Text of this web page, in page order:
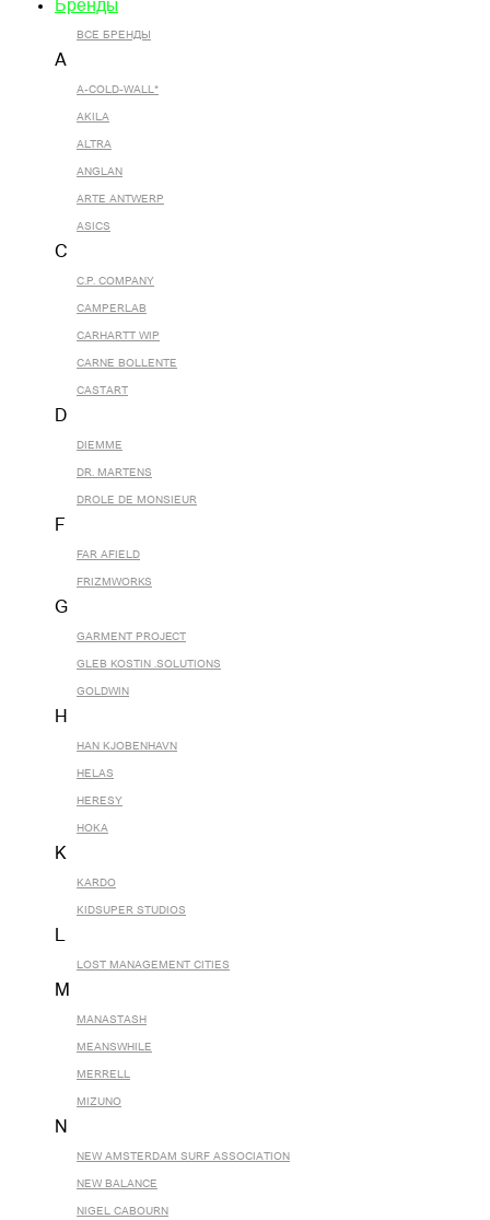
Бренды
ВСЕ БРЕНДЫ
A
A-COLD-WALL*
AKILA
ALTRA
ANGLAN
ARTE ANTWERP
ASICS
C
C.P. COMPANY
CAMPERLAB
CARHARTT WIP
CARNE BOLLENTE
CASTART
D
DIEMME
DR. MARTENS
DROLE DE MONSIEUR
F
FAR AFIELD
FRIZMWORKS
G
GARMENT PROJECT
GLEB KOSTIN .SOLUTIONS
GOLDWIN
H
HAN KJOBENHAVN
HELAS
HERESY
HOKA
K
KARDO
KIDSUPER STUDIOS
L
LOST MANAGEMENT CITIES
M
MANASTASH
MEANSWHILE
MERRELL
MIZUNO
N
NEW AMSTERDAM SURF ASSOCIATION
NEW BALANCE
NIGEL CABOURN